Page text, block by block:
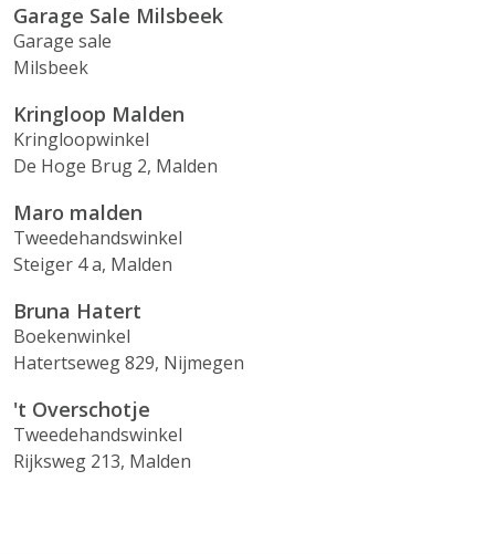
Garage Sale Milsbeek
Garage sale
Milsbeek
Kringloop Malden
Kringloopwinkel
De Hoge Brug 2, Malden
Maro malden
Tweedehandswinkel
Steiger 4 a, Malden
Bruna Hatert
Boekenwinkel
Hatertseweg 829, Nijmegen
't Overschotje
Tweedehandswinkel
Rijksweg 213, Malden